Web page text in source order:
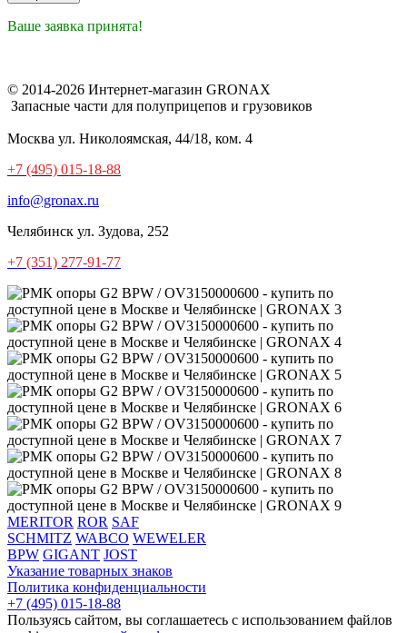
Ваше заявка принята!
© 2014-2026 Интернет-магазин GRONAX
Запасные части для полуприцепов и грузовиков
Москва ул. Николоямская, 44/18, ком. 4
+7 (495) 015-18-88
info@gronax.ru
Челябинск ул. Зудова, 252
+7 (351) 277-91-77
MERITOR ROR SAF
SCHMITZ WABCO WEWELER
BPW GIGANT JOST
Указание товарных знаков
Политика конфиденциальности
+7 (495) 015-18-88
Пользуясь сайтом, вы соглашаетесь с использованием файлов